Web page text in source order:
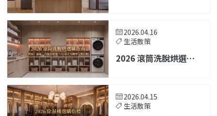
2026.04.16
生活散策
2026 滾筒洗脫烘選購
2026.04.15
生活散策